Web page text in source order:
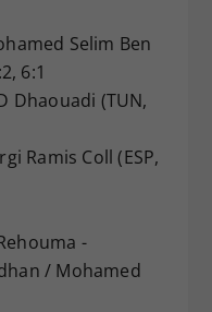
Selim Ben
6:1
Dhaouadi (TUN,
Ramis Coll (ESP,
-
/ Mohamed